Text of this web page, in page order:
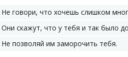
Не говори, что хочешь слишком
Они скажут, что у тебя и так было
Не позволяй им заморочить тебя.